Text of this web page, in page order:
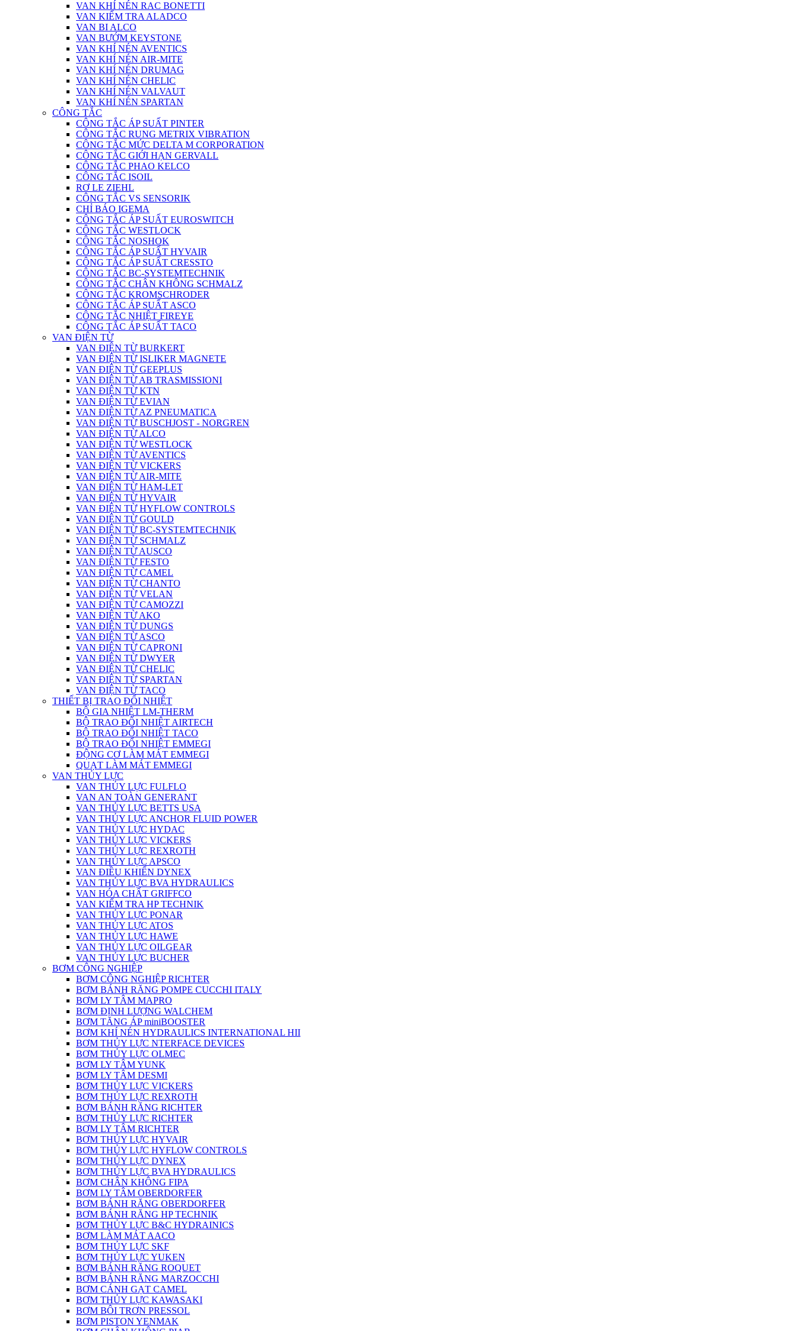
VAN KHÍ NÉN RAC BONETTI
VAN KIỂM TRA ALADCO
VAN BI ALCO
VAN BƯỚM KEYSTONE
VAN KHÍ NÉN AVENTICS
VAN KHÍ NÉN AIR-MITE
VAN KHÍ NÉN DRUMAG
VAN KHÍ NÉN CHELIC
VAN KHÍ NÉN VALVAUT
VAN KHÍ NÉN SPARTAN
CÔNG TẮC
CÔNG TẮC ÁP SUẤT PINTER
CÔNG TẮC RUNG METRIX VIBRATION
CÔNG TẮC MỨC DELTA M CORPORATION
CÔNG TẮC GIỚI HẠN GERVALL
CÔNG TẮC PHAO KELCO
CÔNG TẮC ISOIL
RƠ LE ZIEHL
CÔNG TẮC VS SENSORIK
CHỈ BÁO IGEMA
CÔNG TẮC ÁP SUẤT EUROSWITCH
CÔNG TẮC WESTLOCK
CÔNG TẮC NOSHOK
CÔNG TẮC ÁP SUẤT HYVAIR
CÔNG TẮC ÁP SUẤT CRESSTO
CÔNG TẮC BC-SYSTEMTECHNIK
CÔNG TẮC CHÂN KHÔNG SCHMALZ
CÔNG TẮC KROMSCHRODER
CÔNG TẮC ÁP SUẤT ASCO
CÔNG TẮC NHIỆT FIREYE
CÔNG TẮC ÁP SUẤT TACO
VAN ĐIỆN TỪ
VAN ĐIỆN TỪ BURKERT
VAN ĐIỆN TỪ ISLIKER MAGNETE
VAN ĐIỆN TỪ GEEPLUS
VAN ĐIỆN TỪ AB TRASMISSIONI
VAN ĐIỆN TỪ KTN
VAN ĐIỆN TỪ EVIAN
VAN ĐIỆN TỪ AZ PNEUMATICA
VAN ĐIỆN TỪ BUSCHJOST - NORGREN
VAN ĐIỆN TỪ ALCO
VAN ĐIỆN TỪ WESTLOCK
VAN ĐIỆN TỪ AVENTICS
VAN ĐIỆN TỪ VICKERS
VAN ĐIỆN TỪ AIR-MITE
VAN ĐIỆN TỪ HAM-LET
VAN ĐIỆN TỪ HYVAIR
VAN ĐIỆN TỪ HYFLOW CONTROLS
VAN ĐIỆN TỪ GOULD
VAN ĐIỆN TỪ BC-SYSTEMTECHNIK
VAN ĐIỆN TỪ SCHMALZ
VAN ĐIỆN TỪ AUSCO
VAN ĐIỆN TỪ FESTO
VAN ĐIỆN TỪ CAMEL
VAN ĐIỆN TỪ CHANTO
VAN ĐIỆN TỪ VELAN
VAN ĐIỆN TỪ CAMOZZI
VAN ĐIỆN TỪ AKO
VAN ĐIỆN TỪ DUNGS
VAN ĐIỆN TỪ ASCO
VAN ĐIỆN TỪ CAPRONI
VAN ĐIỆN TỪ DWYER
VAN ĐIỆN TỪ CHELIC
VAN ĐIỆN TỪ SPARTAN
VAN ĐIỆN TỪ TACO
THIẾT BỊ TRAO ĐỔI NHIỆT
BỘ GIA NHIỆT LM-THERM
BỘ TRAO ĐỔI NHIỆT AIRTECH
BỘ TRAO ĐỔI NHIỆT TACO
BỘ TRAO ĐỔI NHIỆT EMMEGI
ĐỘNG CƠ LÀM MÁT EMMEGI
QUẠT LÀM MÁT EMMEGI
VAN THỦY LỰC
VAN THỦY LỰC FULFLO
VAN AN TOÀN GENERANT
VAN THỦY LỰC BETTS USA
VAN THỦY LỰC ANCHOR FLUID POWER
VAN THỦY LỰC HYDAC
VAN THỦY LỰC VICKERS
VAN THỦY LỰC REXROTH
VAN THỦY LỰC APSCO
VAN ĐIỀU KHIỂN DYNEX
VAN THỦY LỰC BVA HYDRAULICS
VAN HÓA CHẤT GRIFFCO
VAN KIỂM TRA HP TECHNIK
VAN THỦY LỰC PONAR
VAN THỦY LỰC ATOS
VAN THỦY LỰC HAWE
VAN THỦY LỰC OILGEAR
VAN THỦY LỰC BUCHER
BƠM CÔNG NGHIỆP
BƠM CÔNG NGHIỆP RICHTER
BƠM BÁNH RĂNG POMPE CUCCHI ITALY
BƠM LY TÂM MAPRO
BƠM ĐỊNH LƯỢNG WALCHEM
BƠM TĂNG ÁP miniBOOSTER
BƠM KHÍ NÉN HYDRAULICS INTERNATIONAL HII
BƠM THỦY LỰC NTERFACE DEVICES
BƠM THỦY LỰC OLMEC
BƠM LY TÂM YUNK
BƠM LY TÂM DESMI
BƠM THỦY LỰC VICKERS
BƠM THỦY LỰC REXROTH
BƠM BÁNH RĂNG RICHTER
BƠM THỦY LỰC RICHTER
BƠM LY TÂM RICHTER
BƠM THỦY LỰC HYVAIR
BƠM THỦY LỰC HYFLOW CONTROLS
BƠM THỦY LỰC DYNEX
BƠM THỦY LỰC BVA HYDRAULICS
BƠM CHÂN KHÔNG FIPA
BƠM LY TÂM OBERDORFER
BƠM BÁNH RĂNG OBERDORFER
BƠM BÁNH RĂNG HP TECHNIK
BƠM THỦY LỰC B&C HYDRAINICS
BƠM LÀM MÁT AACO
BƠM THỦY LỰC SKF
BƠM THỦY LỰC YUKEN
BƠM BÁNH RĂNG ROQUET
BƠM BÁNH RĂNG MARZOCCHI
BƠM CÁNH GẠT CAMEL
BƠM THỦY LỰC KAWASAKI
BƠM BÔI TRƠN PRESSOL
BƠM PISTON YENMAK